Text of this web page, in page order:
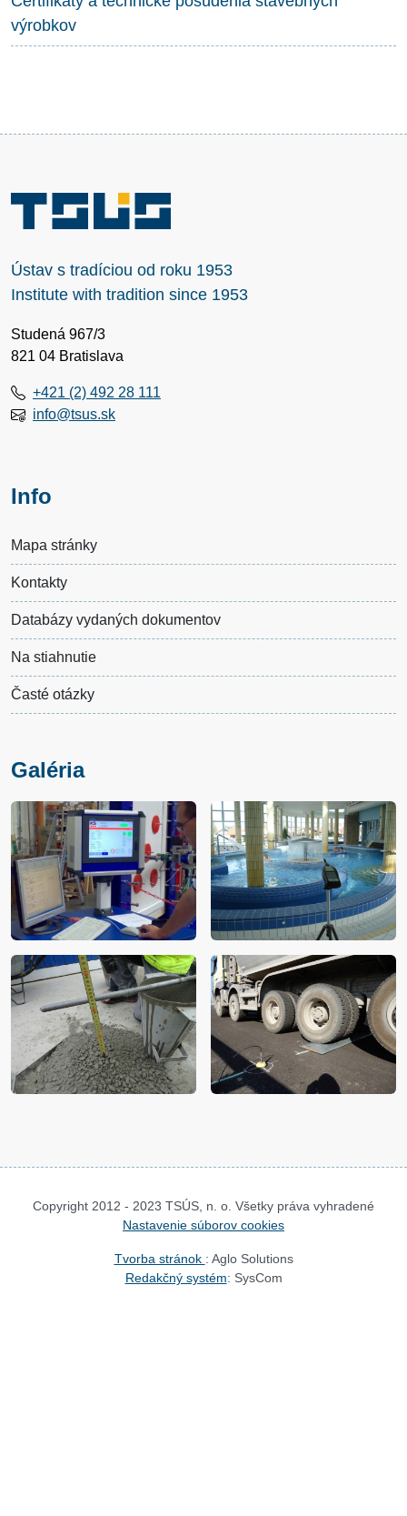
výrobkov
Ústav s tradíciou od roku 1953
Institute with tradition since 1953
Studená 967/3
821 04 Bratislava
+421 (2) 492 28 111
info@tsus.sk
Info
Mapa stránky
Kontakty
Databázy vydaných dokumentov
Na stiahnutie
Časté otázky
Galéria
Copyright 2012 - 2023 TSÚS, n. o. Všetky práva vyhradené
Nastavenie súborov cookies
Tvorba stránok : Aglo Solutions
Redakčný systém: SysCom